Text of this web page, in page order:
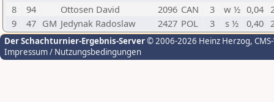
8
94 Ottosen David 2096 CAN 3 w ½ 0,04
9
47 GM Jedynak Radoslaw 2427 POL 3 s ½ 0,40
Der Schachturnier-Ergebnis-Server© 2006-2026 Heinz Herzog,
Impressum / Nutzungsbedingungen